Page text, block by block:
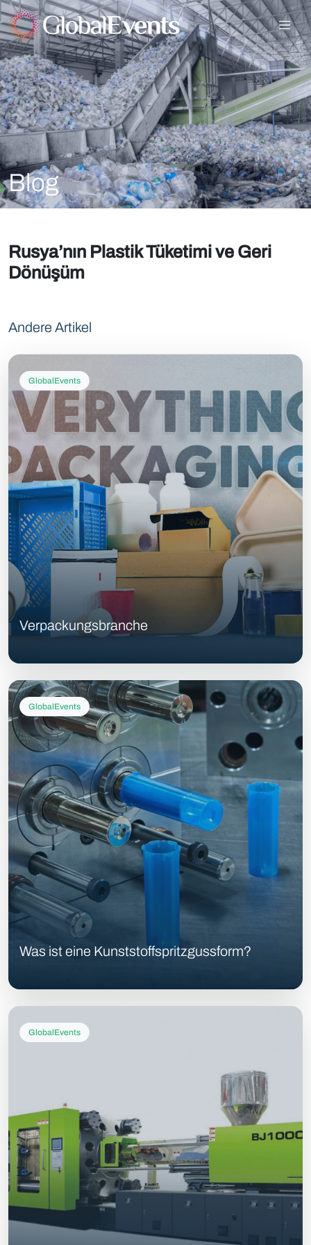
Blog
Rusya’nın Plastik Tüketimi ve Geri
Dönüşüm
Andere Artikel
GlobalEvents
Verpackungsbranche
GlobalEvents
Was ist eine Kunststoffspritzgussform?
GlobalEvents